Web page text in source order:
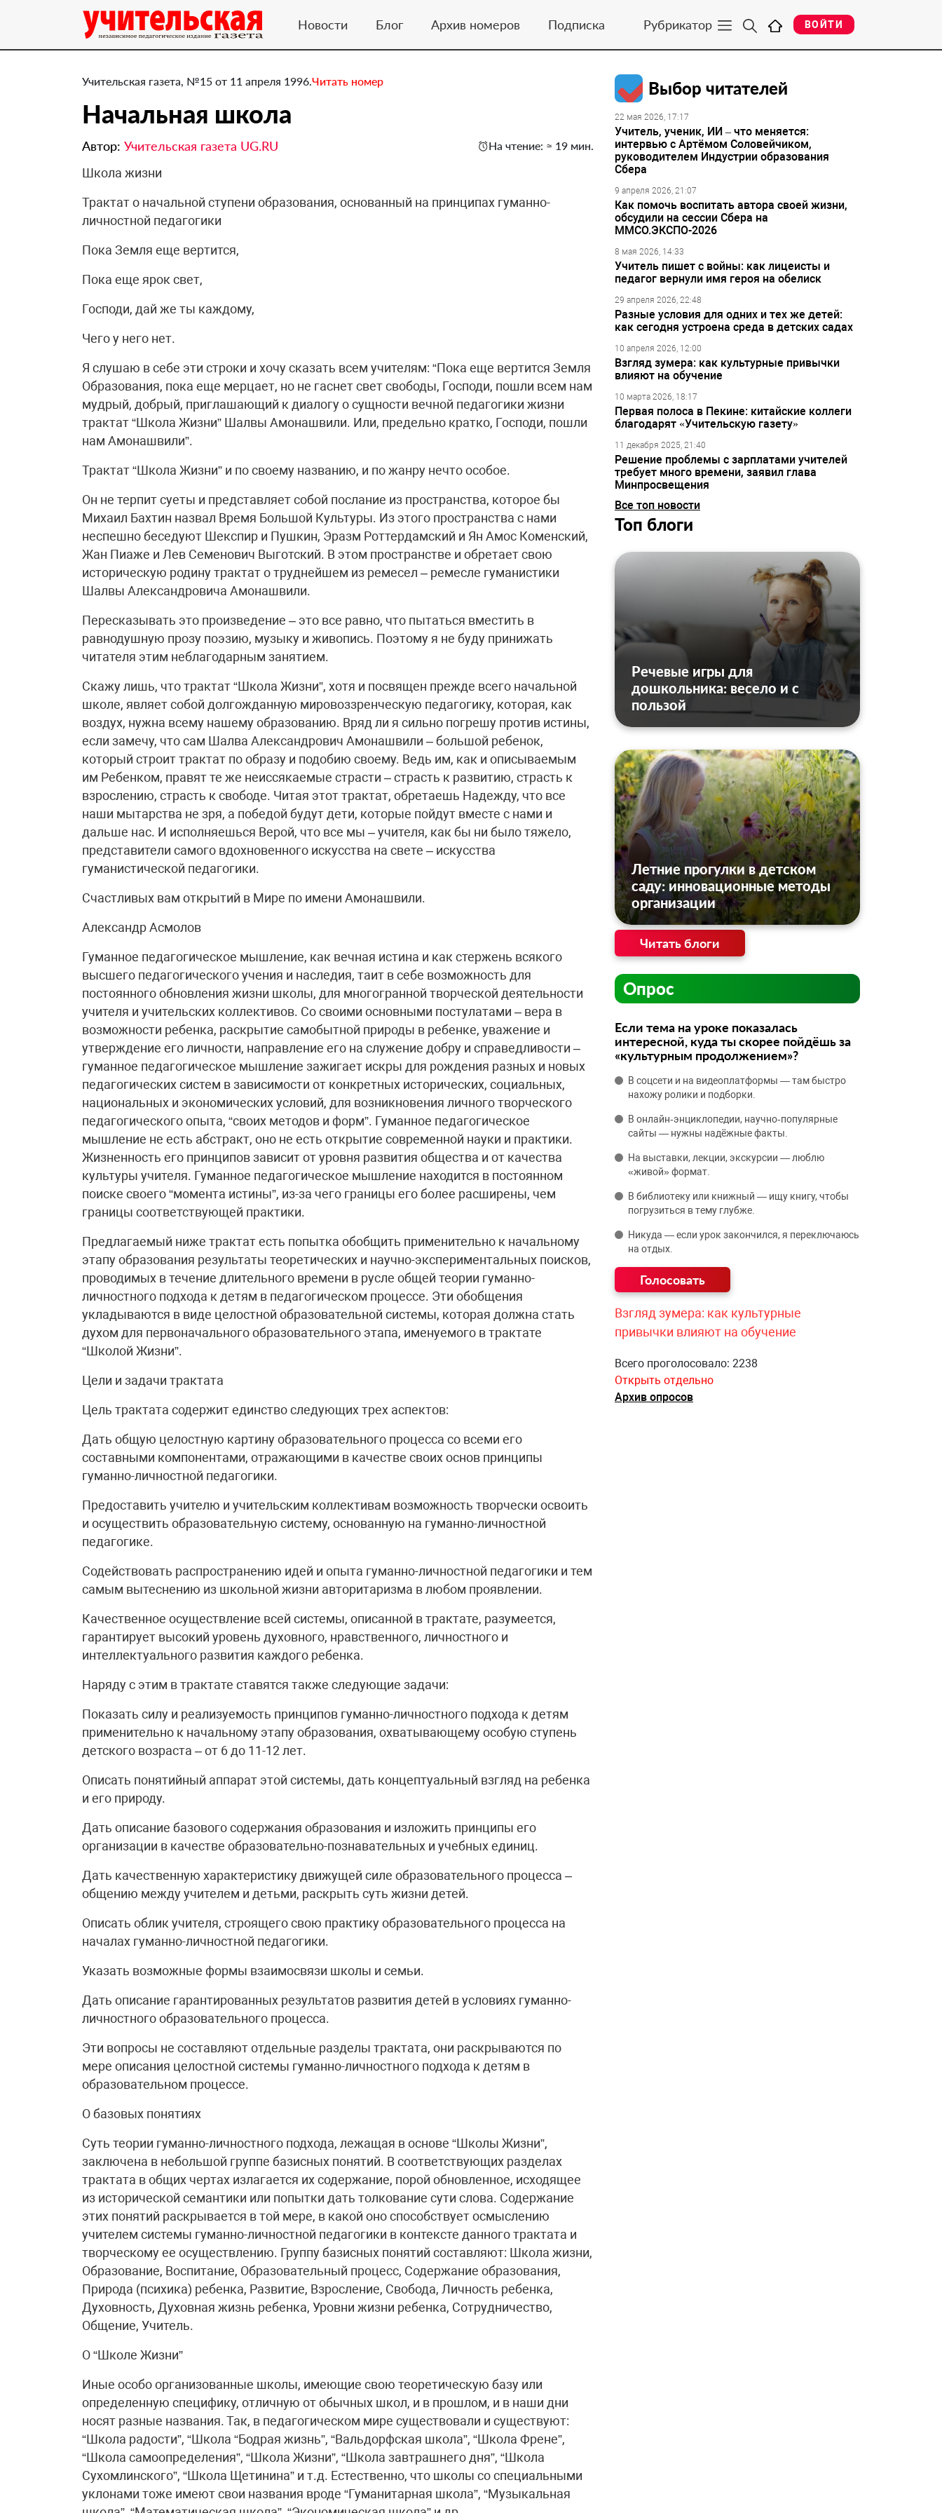
Новости Блог Архив номеров Подписка Рубрикатор ВОЙТИ
Учительская газета, №15 от 11 апреля 1996.Читать номер
Начальная школа
Автор: Учительская газета UG.RU На чтение: ≈ 19 мин.
Школа жизни
Трактат о начальной ступени образования, основанный на принципах гуманно-
личностной педагогики
Пока Земля еще вертится,
Пока еще ярок свет,
Господи, дай же ты каждому,
Чего у него нет.
Я слушаю в себе эти строки и хочу сказать всем учителям: “Пока еще вертится Земля
Образования, пока еще мерцает, но не гаснет свет свободы, Господи, пошли всем нам
мудрый, добрый, приглашающий к диалогу о сущности вечной педагогики жизни
трактат “Школа Жизни” Шалвы Амонашвили. Или, предельно кратко, Господи, пошли
нам Амонашвили”.
Трактат “Школа Жизни” и по своему названию, и по жанру нечто особое.
Он не терпит суеты и представляет собой послание из пространства, которое бы
Михаил Бахтин назвал Время Большой Культуры. Из этого пространства с нами
неспешно беседуют Шекспир и Пушкин, Эразм Роттердамский и Ян Амос Коменский,
Жан Пиаже и Лев Семенович Выготский. В этом пространстве и обретает свою
историческую родину трактат о труднейшем из ремесел – ремесле гуманистики
Шалвы Александровича Амонашвили.
Пересказывать это произведение – это все равно, что пытаться вместить в
равнодушную прозу поэзию, музыку и живопись. Поэтому я не буду принижать
читателя этим неблагодарным занятием.
Скажу лишь, что трактат “Школа Жизни”, хотя и посвящен прежде всего начальной
школе, являет собой долгожданную мировоззренческую педагогику, которая, как
воздух, нужна всему нашему образованию. Вряд ли я сильно погрешу против истины,
если замечу, что сам Шалва Александрович Амонашвили – большой ребенок,
который строит трактат по образу и подобию своему. Ведь им, как и описываемым
им Ребенком, правят те же неиссякаемые страсти – страсть к развитию, страсть к
взрослению, страсть к свободе. Читая этот трактат, обретаешь Надежду, что все
наши мытарства не зря, а победой будут дети, которые пойдут вместе с нами и
дальше нас. И исполняешься Верой, что все мы – учителя, как бы ни было тяжело,
представители самого вдохновенного искусства на свете – искусства
гуманистической педагогики.
Счастливых вам открытий в Мире по имени Амонашвили.
Александр Асмолов
Гуманное педагогическое мышление, как вечная истина и как стержень всякого
высшего педагогического учения и наследия, таит в себе возможность для
постоянного обновления жизни школы, для многогранной творческой деятельности
учителя и учительских коллективов. Со своими основными постулатами – вера в
возможности ребенка, раскрытие самобытной природы в ребенке, уважение и
утверждение его личности, направление его на служение добру и справедливости –
гуманное педагогическое мышление зажигает искры для рождения разных и новых
педагогических систем в зависимости от конкретных исторических, социальных,
национальных и экономических условий, для возникновения личного творческого
педагогического опыта, “своих методов и форм”. Гуманное педагогическое
мышление не есть абстракт, оно не есть открытие современной науки и практики.
Жизненность его принципов зависит от уровня развития общества и от качества
культуры учителя. Гуманное педагогическое мышление находится в постоянном
поиске своего “момента истины”, из-за чего границы его более расширены, чем
границы соответствующей практики.
Предлагаемый ниже трактат есть попытка обобщить применительно к начальному
этапу образования результаты теоретических и научно-экспериментальных поисков,
проводимых в течение длительного времени в русле общей теории гуманно-
личностного подхода к детям в педагогическом процессе. Эти обобщения
укладываются в виде целостной образовательной системы, которая должна стать
духом для первоначального образовательного этапа, именуемого в трактате
“Школой Жизни”.
Цели и задачи трактата
Цель трактата содержит единство следующих трех аспектов:
Дать общую целостную картину образовательного процесса со всеми его
составными компонентами, отражающими в качестве своих основ принципы
гуманно-личностной педагогики.
Предоставить учителю и учительским коллективам возможность творчески освоить
и осуществить образовательную систему, основанную на гуманно-личностной
педагогике.
Содействовать распространению идей и опыта гуманно-личностной педагогики и тем
самым вытеснению из школьной жизни авторитаризма в любом проявлении.
Качественное осуществление всей системы, описанной в трактате, разумеется,
гарантирует высокий уровень духовного, нравственного, личностного и
интеллектуального развития каждого ребенка.
Наряду с этим в трактате ставятся также следующие задачи:
Показать силу и реализуемость принципов гуманно-личностного подхода к детям
применительно к начальному этапу образования, охватывающему особую ступень
детского возраста – от 6 до 11-12 лет.
Описать понятийный аппарат этой системы, дать концептуальный взгляд на ребенка
и его природу.
Дать описание базового содержания образования и изложить принципы его
организации в качестве образовательно-познавательных и учебных единиц.
Дать качественную характеристику движущей силе образовательного процесса –
общению между учителем и детьми, раскрыть суть жизни детей.
Описать облик учителя, строящего свою практику образовательного процесса на
началах гуманно-личностной педагогики.
Указать возможные формы взаимосвязи школы и семьи.
Дать описание гарантированных результатов развития детей в условиях гуманно-
личностного образовательного процесса.
Эти вопросы не составляют отдельные разделы трактата, они раскрываются по
мере описания целостной системы гуманно-личностного подхода к детям в
образовательном процессе.
О базовых понятиях
Суть теории гуманно-личностного подхода, лежащая в основе “Школы Жизни”,
заключена в небольшой группе базисных понятий. В соответствующих разделах
трактата в общих чертах излагается их содержание, порой обновленное, исходящее
из исторической семантики или попытки дать толкование сути слова. Содержание
этих понятий раскрывается в той мере, в какой оно способствует осмыслению
учителем системы гуманно-личностной педагогики в контексте данного трактата и
творческому ее осуществлению. Группу базисных понятий составляют: Школа жизни,
Образование, Воспитание, Образовательный процесс, Содержание образования,
Природа (психика) ребенка, Развитие, Взросление, Свобода, Личность ребенка,
Духовность, Духовная жизнь ребенка, Уровни жизни ребенка, Сотрудничество,
Общение, Учитель.
О “Школе Жизни”
Иные особо организованные школы, имеющие свою теоретическую базу или
определенную специфику, отличную от обычных школ, и в прошлом, и в наши дни
носят разные названия. Так, в педагогическом мире существовали и существуют:
“Школа радости”, “Школа “Бодрая жизнь”, “Вальдорфская школа”, “Школа Френе”,
“Школа самоопределения”, “Школа Жизни”, “Школа завтрашнего дня”, “Школа
Сухомлинского”, “Школа Щетинина” и т.д. Естественно, что школы со специальными
уклонами тоже имеют свои названия вроде “Гуманитарная школа”, “Музыкальная
Выбор читателей
22 мая 2026, 17:17
Учитель, ученик, ИИ – что меняется:
интервью с Артёмом Соловейчиком,
руководителем Индустрии образования
Сбера
9 апреля 2026, 21:07
Как помочь воспитать автора своей жизни,
обсудили на сессии Сбера на
ММСО.ЭКСПО-2026
8 мая 2026, 14:33
Учитель пишет с войны: как лицеисты и
педагог вернули имя героя на обелиск
29 апреля 2026, 22:48
Разные условия для одних и тех же детей:
как сегодня устроена среда в детских садах
10 апреля 2026, 12:00
Взгляд зумера: как культурные привычки
влияют на обучение
10 марта 2026, 18:17
Первая полоса в Пекине: китайские коллеги
благодарят «Учительскую газету»
11 декабря 2025, 21:40
Решение проблемы с зарплатами учителей
требует много времени, заявил глава
Минпросвещения
Все топ новости
Топ блоги
Речевые игры для
дошкольника: весело и с
пользой
Летние прогулки в детском
саду: инновационные методы
организации
Читать блоги
Опрос
Если тема на уроке показалась
интересной, куда ты скорее пойдёшь за
«культурным продолжением»?
В соцсети и на видеоплатформы — там быстро
нахожу ролики и подборки.
В онлайн‑энциклопедии, научно‑популярные
сайты — нужны надёжные факты.
На выставки, лекции, экскурсии — люблю
«живой» формат.
В библиотеку или книжный — ищу книгу, чтобы
погрузиться в тему глубже.
Никуда — если урок закончился, я переключаюсь
на отдых.
Взгляд зумера: как культурные
привычки влияют на обучение
Всего проголосовало: 2238
Открыть отдельно
Архив опросов